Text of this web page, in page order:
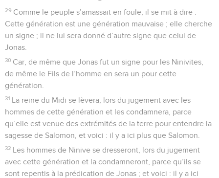
29 Comme le peuple s’amassait en foule, il se mit à dire :
Cette génération est une génération mauvaise ; elle cherche
un signe ; il ne lui sera donné d’autre signe que celui de
Jonas.
30 Car, de même que Jonas fut un signe pour les Ninivites,
de même le Fils de l’homme en sera un pour cette
génération.
31 La reine du Midi se lèvera, lors du jugement avec les
hommes de cette génération et les condamnera, parce
qu’elle est venue des extrémités de la terre pour entendre la
sagesse de Salomon, et voici : il y a ici plus que Salomon.
32 Les hommes de Ninive se dresseront, lors du jugement
avec cette génération et la condamneront, parce qu’ils se
sont repentis à la prédication de Jonas ; et voici : il y a ici